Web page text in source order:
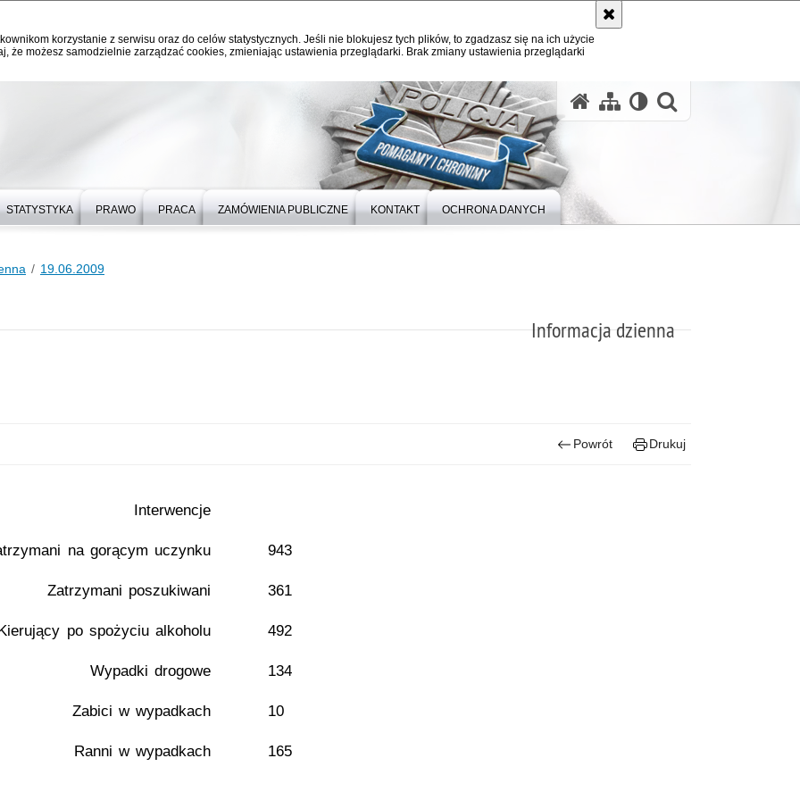
korzystanie z serwisu oraz do celów statystycznych. Jeśli nie blokujesz tych plików, to zgadzasz się na ich użycie
że możesz samodzielnie zarządzać cookies, zmieniając ustawienia przeglądarki. Brak zmiany ustawienia przeglądarki
STATYSTYKA PRAWO PRACA ZAMÓWIENIA PUBLICZNE KONTAKT OCHRONA DANYCH
19.06.2009
Informacja dzienna
Powrót Drukuj
Interwencje
na gorącym uczynku 943
Zatrzymani poszukiwani 361
po spożyciu alkoholu 492
Wypadki drogowe 134
Zabici w wypadkach 10
Ranni w wypadkach 165